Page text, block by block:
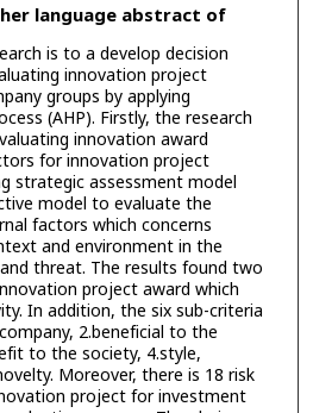
language abstract of
is to a develop decision
innovation project
groups by applying
(AHP). Firstly, the research
innovation award
for innovation project
strategic assessment model
model to evaluate the
factors which concerns
and environment in the
threat. The results found two
project award which
In addition, the six sub-criteria
2.beneficial to the
to the society, 4.style,
Moreover, there is 18 risk
project for investment